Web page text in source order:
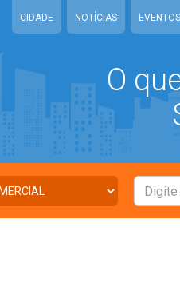
CIDADE NOTÍCIAS EVENTOS
O